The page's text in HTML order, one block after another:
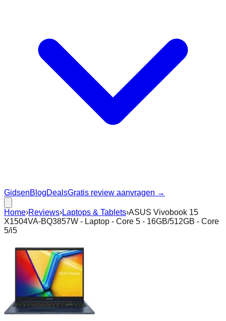
GidsenBlogDealsGratis review aanvragen →
Home›Reviews›Laptops & Tablets›ASUS Vivobook 15
X1504VA-BQ3857W - Laptop - Core 5 - 16GB/512GB - Core
5/i5